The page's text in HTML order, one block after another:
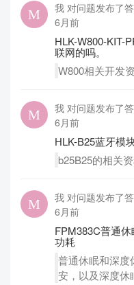
我 对问题发布了
6月前
HLK-W800-KIT-
联网的吗。
W800相关开发
我 对问题发布了
6月前
HLK-B25蓝牙模
b25B25的相关
我 对问题发布了
6月前
FPM383C普通
功耗
普通休眠和深度
安，以及深度休